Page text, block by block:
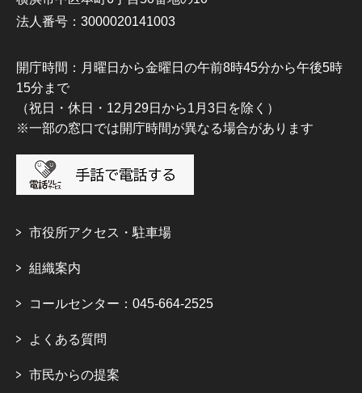
法人番号：3000020141003
開庁時間：月曜日から金曜日の午前8時45分から午後5時
15分まで
（祝日・休日・12月29日から1月3日を除く）
※一部の窓口では開庁時間が異なる場合があります
市役所アクセス・駐車場
組織案内
コールセンター：045-664-2525
よくある質問
市民からの提案